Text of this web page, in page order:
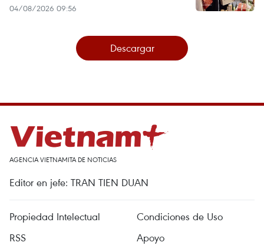
04/08/2026 09:56
Descargar
AGENCIA VIETNAMITA DE NOTICIAS
Editor en jefe: TRAN TIEN DUAN
Propiedad Intelectual
Condiciones de Uso
RSS
Apoyo